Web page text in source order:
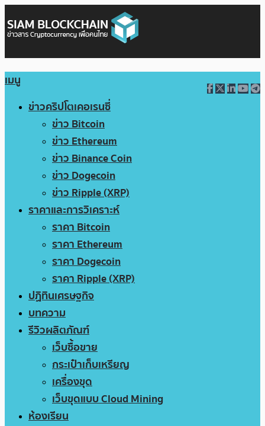
เมนู
ข่าวคริปโตเคอเรนซี่
ข่าว Bitcoin
ข่าว Ethereum
ข่าว Binance Coin
ข่าว Dogecoin
ข่าว Ripple (XRP)
ราคาและการวิเคราะห์
ราคา Bitcoin
ราคา Ethereum
ราคา Dogecoin
ราคา Ripple (XRP)
ปฏิทินเศรษฐกิจ
บทความ
รีวิวผลิตภัณฑ์
เว็บซื้อขาย
กระเป๋าเก็บเหรียญ
เครื่องขุด
เว็บขุดแบบ Cloud Mining
ห้องเรียน